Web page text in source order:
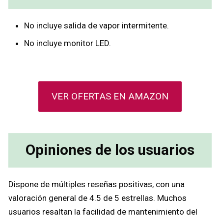
No incluye salida de vapor intermitente.
No incluye monitor LED.
VER OFERTAS EN AMAZON
Opiniones de los usuarios
Dispone de múltiples reseñas positivas, con una
valoración general de 4.5 de 5 estrellas. Muchos
usuarios resaltan la facilidad de mantenimiento del